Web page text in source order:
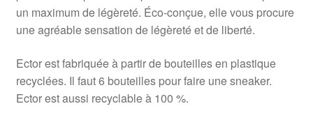
un maximum de légèreté. Éco-conçue, elle vous procure
une agréable sensation de légèreté et de liberté.
Ector est fabriquée à partir de bouteilles en plastique
recyclées. Il faut 6 bouteilles pour faire une sneaker.
Ector est aussi recyclable à 100 %.